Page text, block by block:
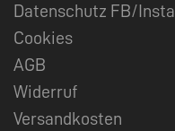
Datenschutz FB/Insta
Cookies
AGB
Widerruf
Versandkosten